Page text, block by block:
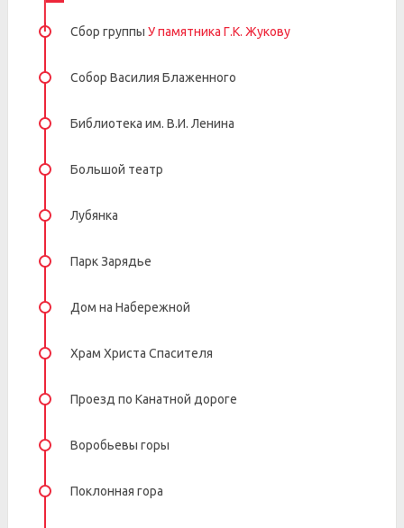
Сбор группы У памятника Г.К. Жукову
Собор Василия Блаженного
Библиотека им. В.И. Ленина
Большой театр
Лубянка
Парк Зарядье
Дом на Набережной
Храм Христа Спасителя
Проезд по Канатной дороге
Воробьевы горы
Поклонная гора